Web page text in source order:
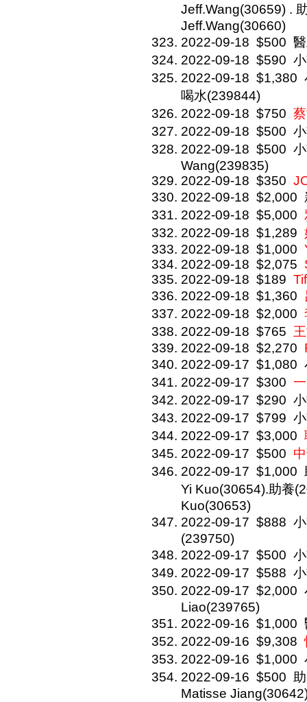
Jeff.Wang(30659) .
Jeff.Wang(30660)
2022-09-18 $500
2022-09-18 $590
2022-09-18 $1,380
喝水(239844)
2022-09-18 $750
2022-09-18 $500
2022-09-18 $500
Wang(239835)
2022-09-18 $350
2022-09-18 $2,000
2022-09-18 $5,000
2022-09-18 $1,289
2022-09-18 $1,000
2022-09-18 $2,075
2022-09-18 $189
2022-09-18 $1,360
2022-09-18 $2,000
2022-09-18 $765
2022-09-18 $2,270
2022-09-17 $1,080
2022-09-17 $300
2022-09-17 $290
2022-09-17 $799
2022-09-17 $3,000
2022-09-17 $500
2022-09-17 $1,000
Yi Kuo(30654).助養
Kuo(30653)
2022-09-17 $888
(239750)
2022-09-17 $500
2022-09-17 $588
2022-09-17 $2,000
Liao(239765)
2022-09-16 $1,000
2022-09-16 $9,308
2022-09-16 $1,000
2022-09-16 $500
Matisse